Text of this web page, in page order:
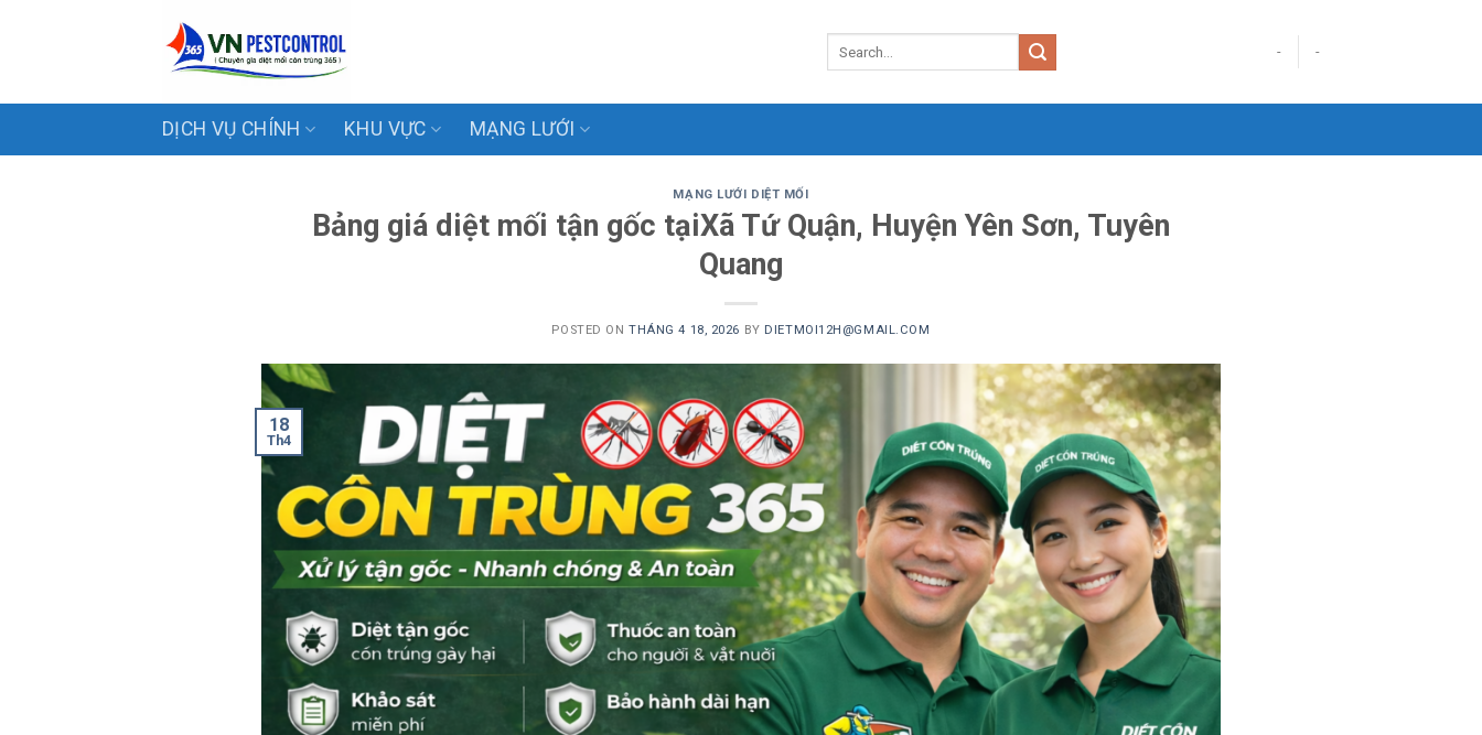
- -
DỊCH VỤ CHÍNH KHU VỰC MẠNG LƯỚI
MẠNG LƯỚI DIỆT MỐI
Bảng giá diệt mối tận gốc tạiXã Tứ Quận, Huyện Yên Sơn, Tuyên
Quang
POSTED ONTHÁNG 4 18, 2026 BY DIETMOI12H@GMAIL.COM
18
Th4